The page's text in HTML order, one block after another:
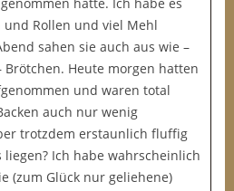
Rollen und viel Mehl
sahen sie auch aus wie –
Heute morgen hatten
und waren total
auch nur wenig
trotzdem erstaunlich fluffig
Ich habe wahrscheinlich
(zum Glück nur geliehene)